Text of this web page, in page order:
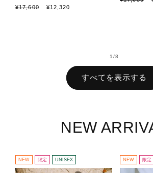
通
¥17,600
セ
¥12,320
1/の
8
すべてを表示する
NEW
NEW 限定 UNISEX NEW 限定